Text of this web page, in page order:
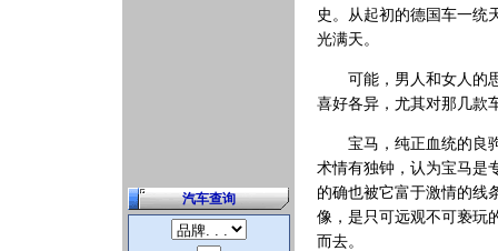
汽车查询
史。从起初的德国车一统
光满天。
可能，男人和女人的思
喜好各异，尤其对那几款
宝马，纯正血统的良驹
术情有独钟，认为宝马是
的确也被它富于激情的线
像，是只可远观不可亵玩
而去。